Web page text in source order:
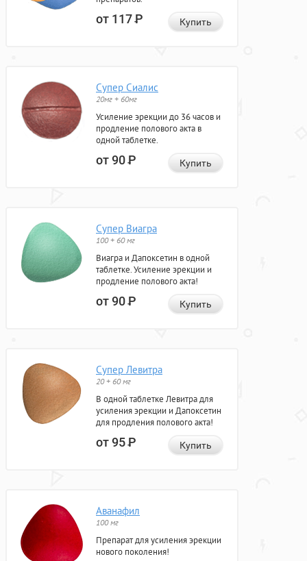
от 117Р Купить
Супер Сиалис
20мг + 60мг
Усиление эрекции до 36 часов и
продление полового акта в
одной таблетке.
от 90Р Купить
Супер Виагра
100 + 60 мг
Виагра и Дапоксетин в одной
таблетке. Усиление эрекции и
продление полового акта!
от 90Р Купить
Супер Левитра
20 + 60 мг
В одной таблетке Левитра для
усиления эрекции и Дапоксетин
для продления полового акта!
от 95Р Купить
Аванафил
100 мг
Препарат для усиления эрекции
нового поколения!